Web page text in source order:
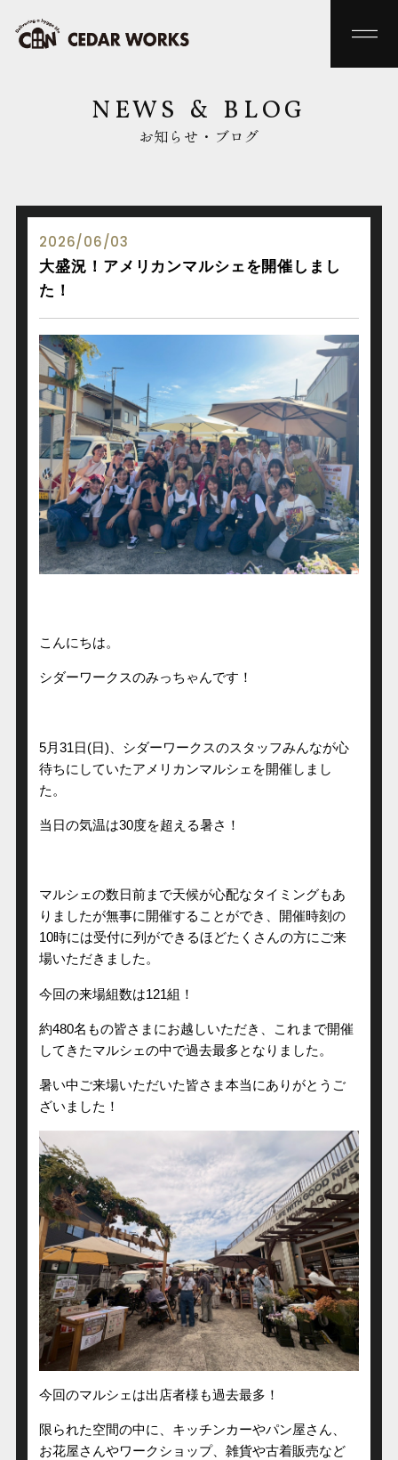
NEWS & BLOG
お知らせ・ブログ
2026/06/03
大盛況！アメリカンマルシェを開催しまし
た！
こんにちは。
シダーワークスのみっちゃんです！
5月31日(日)、シダーワークスのスタッフみんなが心
待ちにしていたアメリカンマルシェを開催しまし
た。
当日の気温は30度を超える暑さ！
マルシェの数日前まで天候が心配なタイミングもあ
りましたが無事に開催することができ、開催時刻の
10時には受付に列ができるほどたくさんの方にご来
場いただきました。
今回の来場組数は121組！
約480名もの皆さまにお越しいただき、これまで開催
してきたマルシェの中で過去最多となりました。
暑い中ご来場いただいた皆さま本当にありがとうご
ざいました！
今回のマルシェは出店者様も過去最多！
限られた空間の中に、キッチンカーやパン屋さん、
お花屋さんやワークショップ、雑貨や古着販売など